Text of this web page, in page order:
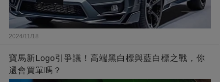
2024/11/18
寶馬新Logo引爭議！高端黑白標與藍白標之戰，你
還會買單嗎？